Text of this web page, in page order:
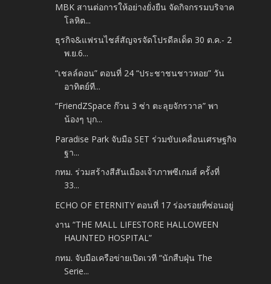
MBK สานต่อการให้อย่างยั่งยืน จัดกิจกรรมบริจาค
โลหิต...
ธุรกิจ&แฟรนไชส์สัญจรจัดโปรดีลเด็ด 30 ต.ค.- 2
พ.ย.6...
“เชลล์ดอน” ตอนที่ 24 “ประชาชนชาวหอย” วัน
อาทิตย์ที...
“FriendZSpace ก๊วน 3 ซ่า ตะลุยจักรวาล” พา
น้องๆ บุก...
Paradise Park จับมือ SET ร่วมขับเคลื่อนเศรษฐกิจ
ฐา...
กทม. ร่วมสร้างสีสันเมืองเจ้าภาพซีเกมส์ ครั้งที่
33...
ECHO OF ETERNITY ตอนที่ 17 ร่องรอยที่ซ่อนอยู่
งาน “THE MALL LIFESTORE HALLOWEEN
HAUNTED HOSPITAL”
กทม. จับมือเครือข่ายเปิดเวที “นักสืบฝุ่น The
Serie...